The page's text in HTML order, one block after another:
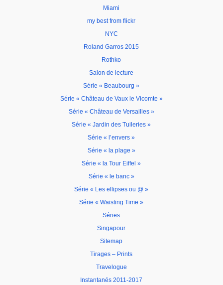
Miami
my best from flickr
NYC
Roland Garros 2015
Rothko
Salon de lecture
Série « Beaubourg »
Série « Château de Vaux le Vicomte »
Série « Château de Versailles »
Série « Jardin des Tuileries »
Série « l’envers »
Série « la plage »
Série « la Tour Eiffel »
Série « le banc »
Série « Les ellipses ou @ »
Série « Waisting Time »
Séries
Singapour
Sitemap
Tirages – Prints
Travelogue
Instantanés 2011-2017